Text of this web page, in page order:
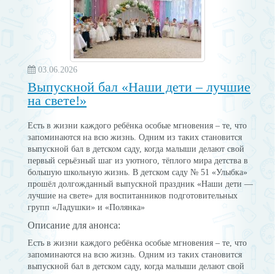
03.06.2026
Выпускной бал «Наши дети – лучшие
на свете!»
Есть в жизни каждого ребёнка особые мгновения – те, что
запоминаются на всю жизнь. Одним из таких становится
выпускной бал в детском саду, когда малыши делают свой
первый серьёзный шаг из уютного, тёплого мира детства в
большую школьную жизнь. В детском саду № 51 «Улыбка»
прошёл долгожданный выпускной праздник «Наши дети —
лучшие на свете» для воспитанников подготовительных
групп «Ладушки» и «Полянка»
Описание для анонса:
Есть в жизни каждого ребёнка особые мгновения – те, что
запоминаются на всю жизнь. Одним из таких становится
выпускной бал в детском саду, когда малыши делают свой